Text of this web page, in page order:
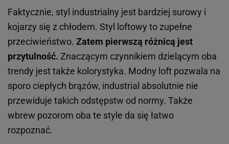
Faktycznie, styl industrialny jest bardziej surowy i
kojarzy się z chłodem. Styl loftowy to zupełne
przeciwieństwo. Zatem pierwszą różnicą jest
przytulność. Znaczącym czynnikiem dzielącym oba
trendy jest także kolorystyka. Modny loft pozwala na
sporo ciepłych brązów, industrial absolutnie nie
przewiduje takich odstępstw od normy. Także
wbrew pozorom oba te style da się łatwo
rozpoznać.